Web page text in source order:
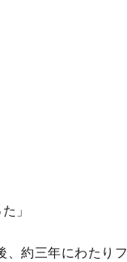
」
、約三年にわたりフ